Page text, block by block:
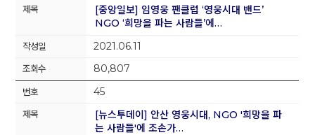
[중앙일보] 임영웅 팬클럽 ‘영웅시대 밴드’
NGO ‘희망을 파는 사람들’에…
2021.06.11
80,807
45
[뉴스투데이] 안산 영웅시대, NGO '희망을 파
는 사람들'에 조손가…